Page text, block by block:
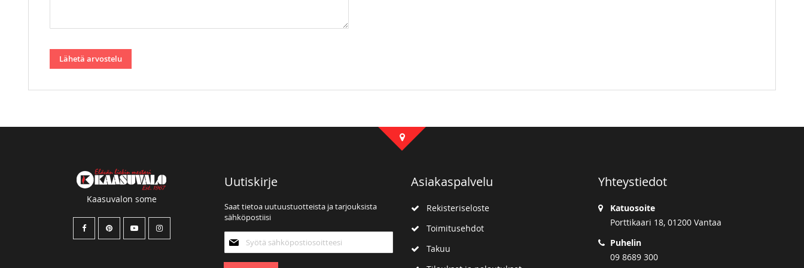
Lähetä arvostelu
Kaasuvalon some
Uutiskirje
Saat tietoa uutuustuotteista ja tarjouksista
sähköpostiisi
uutiskirjeemme:
Asiakaspalvelu
Rekisteriseloste
Toimitusehdot
Takuu
Yhteystiedot
Katuosoite
Porttikaari 18, 01200 Vantaa
Puhelin
09 8689 300